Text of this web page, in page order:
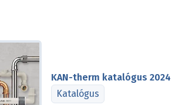
KAN-therm katalógus 2024
Katalógus